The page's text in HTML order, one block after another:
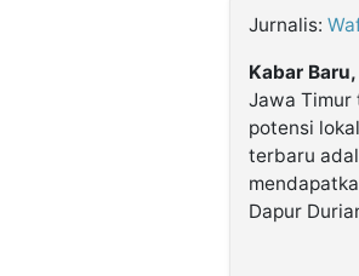
Jurnalis:
Kabar
Jawa Timur
potensi
terbaru
Dapur